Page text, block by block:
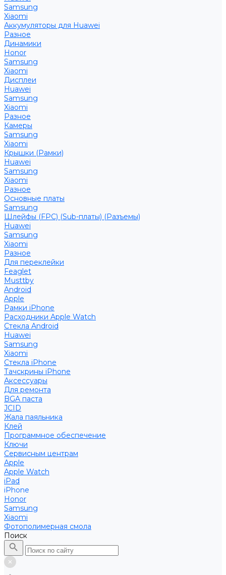
Samsung
Xiaomi
Аккумуляторы для Huawei
Разное
Динамики
Honor
Samsung
Xiaomi
Дисплеи
Huawei
Samsung
Xiaomi
Разное
Камеры
Samsung
Xiaomi
Крышки (Рамки)
Huawei
Samsung
Xiaomi
Разное
Основные платы
Samsung
Шлейфы (FPC) (Sub-платы) (Разъемы)
Huawei
Samsung
Xiaomi
Разное
Для переклейки
Feaglet
Musttby
Android
Apple
Рамки iPhone
Расходники Apple Watch
Стекла Android
Huawei
Samsung
Xiaomi
Стекла iPhone
Тачскрины iPhone
Аксессуары
Для ремонта
BGA паста
JCID
Жала паяльника
Клей
Программное обеспечение
Ключи
Сервисным центрам
Apple
Apple Watch
iPad
iPhone
Honor
Samsung
Xiaomi
Фотополимерная смола
Поиск